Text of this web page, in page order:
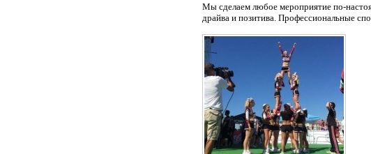
Мы сделаем любое мероприятие по-
драйва и позитива. Профессиональные